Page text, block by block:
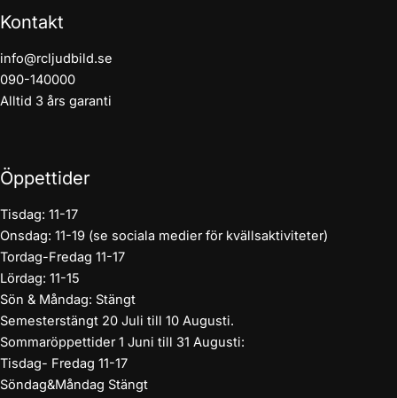
Kontakt
info@rcljudbild.se
090-140000
Alltid 3 års garanti
Öppettider
Tisdag: 11-17
Onsdag: 11-19 (se sociala medier för kvällsaktiviteter)
Tordag-Fredag 11-17
Lördag: 11-15
Sön & Måndag: Stängt
Semesterstängt 20 Juli till 10 Augusti.
Sommaröppettider 1 Juni till 31 Augusti:
Tisdag- Fredag 11-17
Söndag&Måndag Stängt